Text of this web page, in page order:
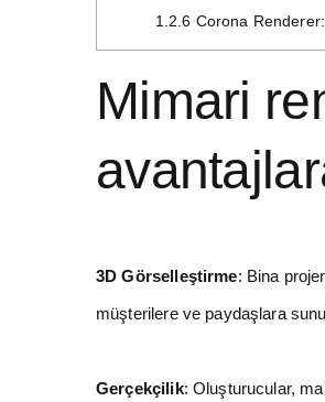
1.2.6 Corona Renderer:
Mimari
3D Görselleştirme: Bina
müşterilere ve paydaşlara
Gerçekçilik: Oluşturucular,